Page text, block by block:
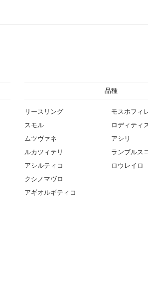
品種
リースリング
スモル
ムツヴァネ
ルカツィテリ
アシルティコ
クシノマヴロ
アギオルギティコ
モスホフィ
ロディティ
アシリ
ランブルス
ロウレイロ